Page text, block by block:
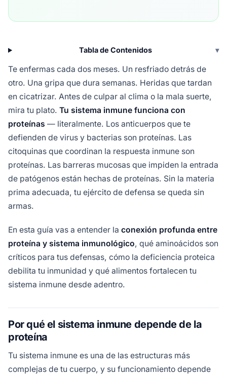
Tabla de Contenidos ▾
Te enfermas cada dos meses. Un resfriado detrás de
otro. Una gripa que dura semanas. Heridas que tardan
en cicatrizar. Antes de culpar al clima o la mala suerte,
mira tu plato. Tu sistema inmune funciona con
proteínas — literalmente. Los anticuerpos que te
defienden de virus y bacterias son proteínas. Las
citoquinas que coordinan la respuesta inmune son
proteínas. Las barreras mucosas que impiden la entrada
de patógenos están hechas de proteínas. Sin la materia
prima adecuada, tu ejército de defensa se queda sin
armas.
En esta guía vas a entender la conexión profunda entre
proteína y sistema inmunológico, qué aminoácidos son
críticos para tus defensas, cómo la deficiencia proteica
debilita tu inmunidad y qué alimentos fortalecen tu
sistema inmune desde adentro.
Por qué el sistema inmune depende de la
proteína
Tu sistema inmune es una de las estructuras más
complejas de tu cuerpo, y su funcionamiento depende